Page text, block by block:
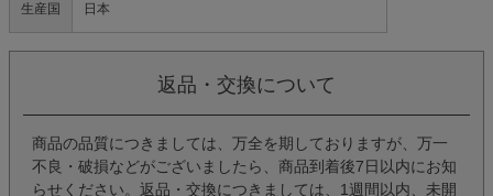
生産国 日本
返品・交換について
商品の品質につきましては、万全を期しておりますが、万一
不良・破損などがございましたら、商品到着後7日以内にお知
らせください。返品・交換につきましては、1週間以内、未開